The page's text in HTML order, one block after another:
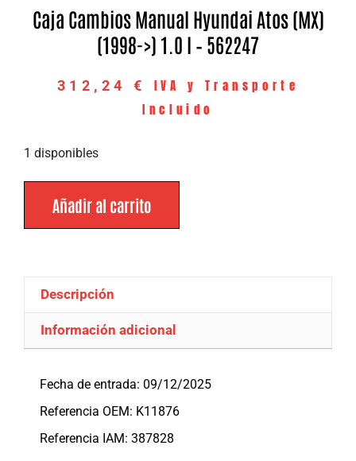
Caja Cambios Manual Hyundai Atos (MX)
(1998->) 1.0 I – 562247
312,24 €
IVA y Transporte
Incluido
1 disponibles
Añadir al carrito
Descripción
Información adicional
Fecha de entrada: 09/12/2025
Referencia OEM: K11876
Referencia IAM: 387828